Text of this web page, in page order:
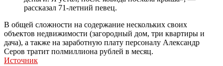
рассказал 71-летний певец.
В общей сложности на содержание нескольких своих
объектов недвижимости (загородный дом, три квартиры и
дача), а также на заработную плату персоналу Александр
Серов тратит полмиллиона рублей в месяц.
Источник